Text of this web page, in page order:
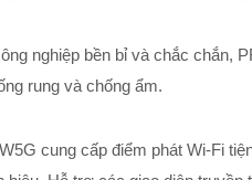
nghiệp bền bỉ và chắc chắn,
rung và chống ẩm.
cung cấp điểm phát Wi-Fi